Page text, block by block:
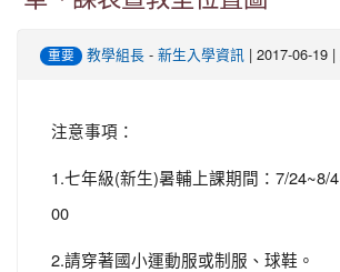
重要 教學組長 - 新生入學資訊 | 2017-06-19
注意事項：
1.七年級(新生)暑輔上課期間：7/24~8/4
00
2.請穿著國小運動服或制服、球鞋。